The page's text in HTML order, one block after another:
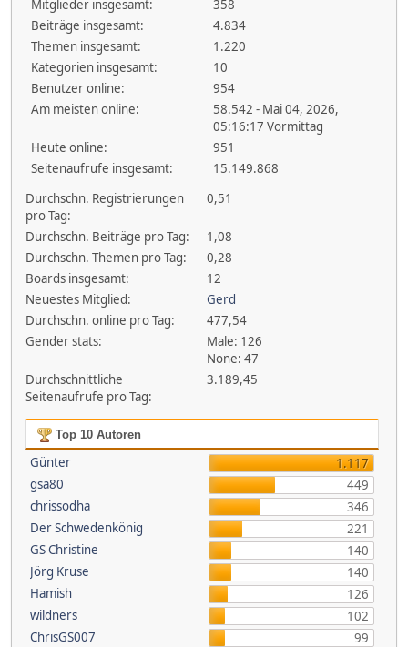
Mitglieder insgesamt:
358
Beiträge insgesamt:
4.834
Themen insgesamt:
1.220
Kategorien insgesamt:
10
Benutzer online:
954
Am meisten online:
58.542 - Mai 04, 2026,
05:16:17 Vormittag
Heute online:
951
Seitenaufrufe insgesamt:
15.149.868
Durchschn. Registrierungen
pro Tag:
0,51
Durchschn. Beiträge pro Tag:
1,08
Durchschn. Themen pro Tag:
0,28
Boards insgesamt:
12
Neuestes Mitglied:
Gerd
Durchschn. online pro Tag:
477,54
Gender stats:
Male: 126
None: 47
Durchschnittliche
Seitenaufrufe pro Tag:
3.189,45
Top 10 Autoren
Günter
1.117
gsa80
449
chrissodha
346
Der Schwedenkönig
221
GS Christine
140
Jörg Kruse
140
Hamish
126
wildners
102
ChrisGS007
99